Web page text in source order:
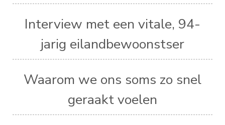
Interview met een vitale, 94-
jarig eilandbewoonstser
Waarom we ons soms zo snel
geraakt voelen